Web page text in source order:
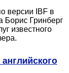
версии IBF в
Борис Гринберг
известного